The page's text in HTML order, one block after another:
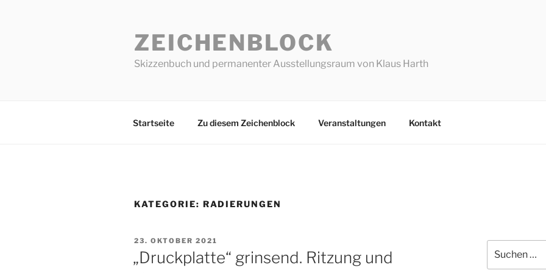
ZEICHENBLOCK
Skizzenbuch und permanenter Ausstellungsraum von Klaus Harth
Startseite Zu diesem Zeichenblock Veranstaltungen Kontakt
KATEGORIE: RADIERUNGEN
VERÖFFENTLICHT
AM
23. OKTOBER 2021
„Druckplatte“ grinsend. Ritzung und
nach: